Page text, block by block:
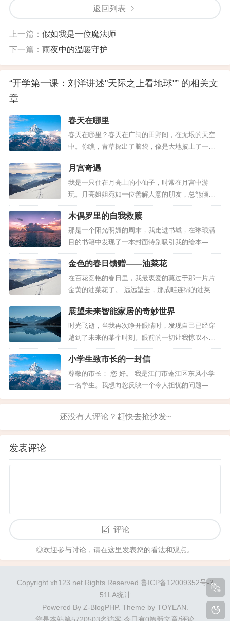
返回列表
上一篇： 假如我是一位魔法师
下一篇： 雨夜中的温暖守护
“开学第一课：刘洋讲述"天际之上看地球"” 的相关文
章
春天在哪里
春天在哪里？春天在广阔的田野间，在无垠的天空
中。你瞧，青草探出了脑袋，像是大地披上了一层
绿地毯；油菜花田金黄一片，彩蝶穿梭其中翩然起
舞；萝卜花开得雪白，远远望去恍若银波荡漾。燕
子从南方赶来，掠过蓝天，在春风中自由翱翔。 春
天在哪里？她藏在果园深处，在流淌的小溪里。粉
红的桃花竞相开放，仿佛天空中的霞...
月宫奇遇
我是一只住在月亮上的小仙子，时常在月宫中游
玩。月亮姐姐宛如一位善解人意的朋友，总能倾听
我的心事。 每当来到月亮上，月亮姐姐总是静静凝
望人间，默默守护着这片美丽的土地。 那日，我与
月亮姐姐倾诉心事时，意外发现了一只玉兔。 我定
睛一看，这只玉兔竟然是嫦娥仙子宫中的那只！ 我
小心翼翼地将它抱起，带...
木偶罗里的自我救赎
那是一个阳光明媚的周末，我走进书城，在琳琅满
目的书籍中发现了一本封面特别吸引我的绘本——
《木偶森林》。 这是一本温暖人心的童话故事。讲
述了橡树人罗里被白头翁赋予了说话和使用魔法的
能力，并得到了两张神奇乐谱的经历。其中一张能
让人失去记忆，另一张则可以恢复记忆。 故事发生
在一片神秘的森林中，一棵不起...
金色的春日馈赠——油菜花
在百花竞艳的春日里，我最衷爱的莫过于那一片片
金黄的油菜花了。 远远望去，那成畦连绵的油菜花
犹如一片金色的海洋，随风摇曳，熠熠生辉。走近
细瞧，每一株油菜花都开得热闹非凡。花朵密密匝
匝地缀满枝头，仿佛串串金色的铃铛。 这些细碎的
小花儿，黄得纯净、亮得醒目。凑近一闻，缕缕清
香沁人心脾，令我不由自主地想...
展望未来智能家居的奇妙世界
时光飞逝，当我再次睁开眼睛时，发现自己已经穿
越到了未来的某个时刻。眼前的一切让我惊叹不
已，一栋栋房屋造型独特，科技感十足。你是否也
跟我一样对这些未来的建筑感到好奇呢？让我们一
起走进去看看吧。 未来的住宅完全由智能系统掌
控，就像一个贴心的管家，能够精准识别每位家庭
小学生致市长的一封信
尊敬的市长： 您 好。 我是江门市蓬江区东风小学
一名学生。我想向您反映一个令人担忧的问题——
水污染。位于贯溪市场小桥旁的那条河水，如今变
底、鱼儿游弋的情景形成鲜明对比。 造成这种状况
的原因主要包括两方面：一是附近排水管排放的污
发表评论
评论
◎欢迎参与讨论，请在这里发表您的看法和观点。
Copyright xh123.net Rights Reserved.鲁ICP备12009352号-3
51LA统计
Powered By Z-BlogPHP. Theme by TOYEAN